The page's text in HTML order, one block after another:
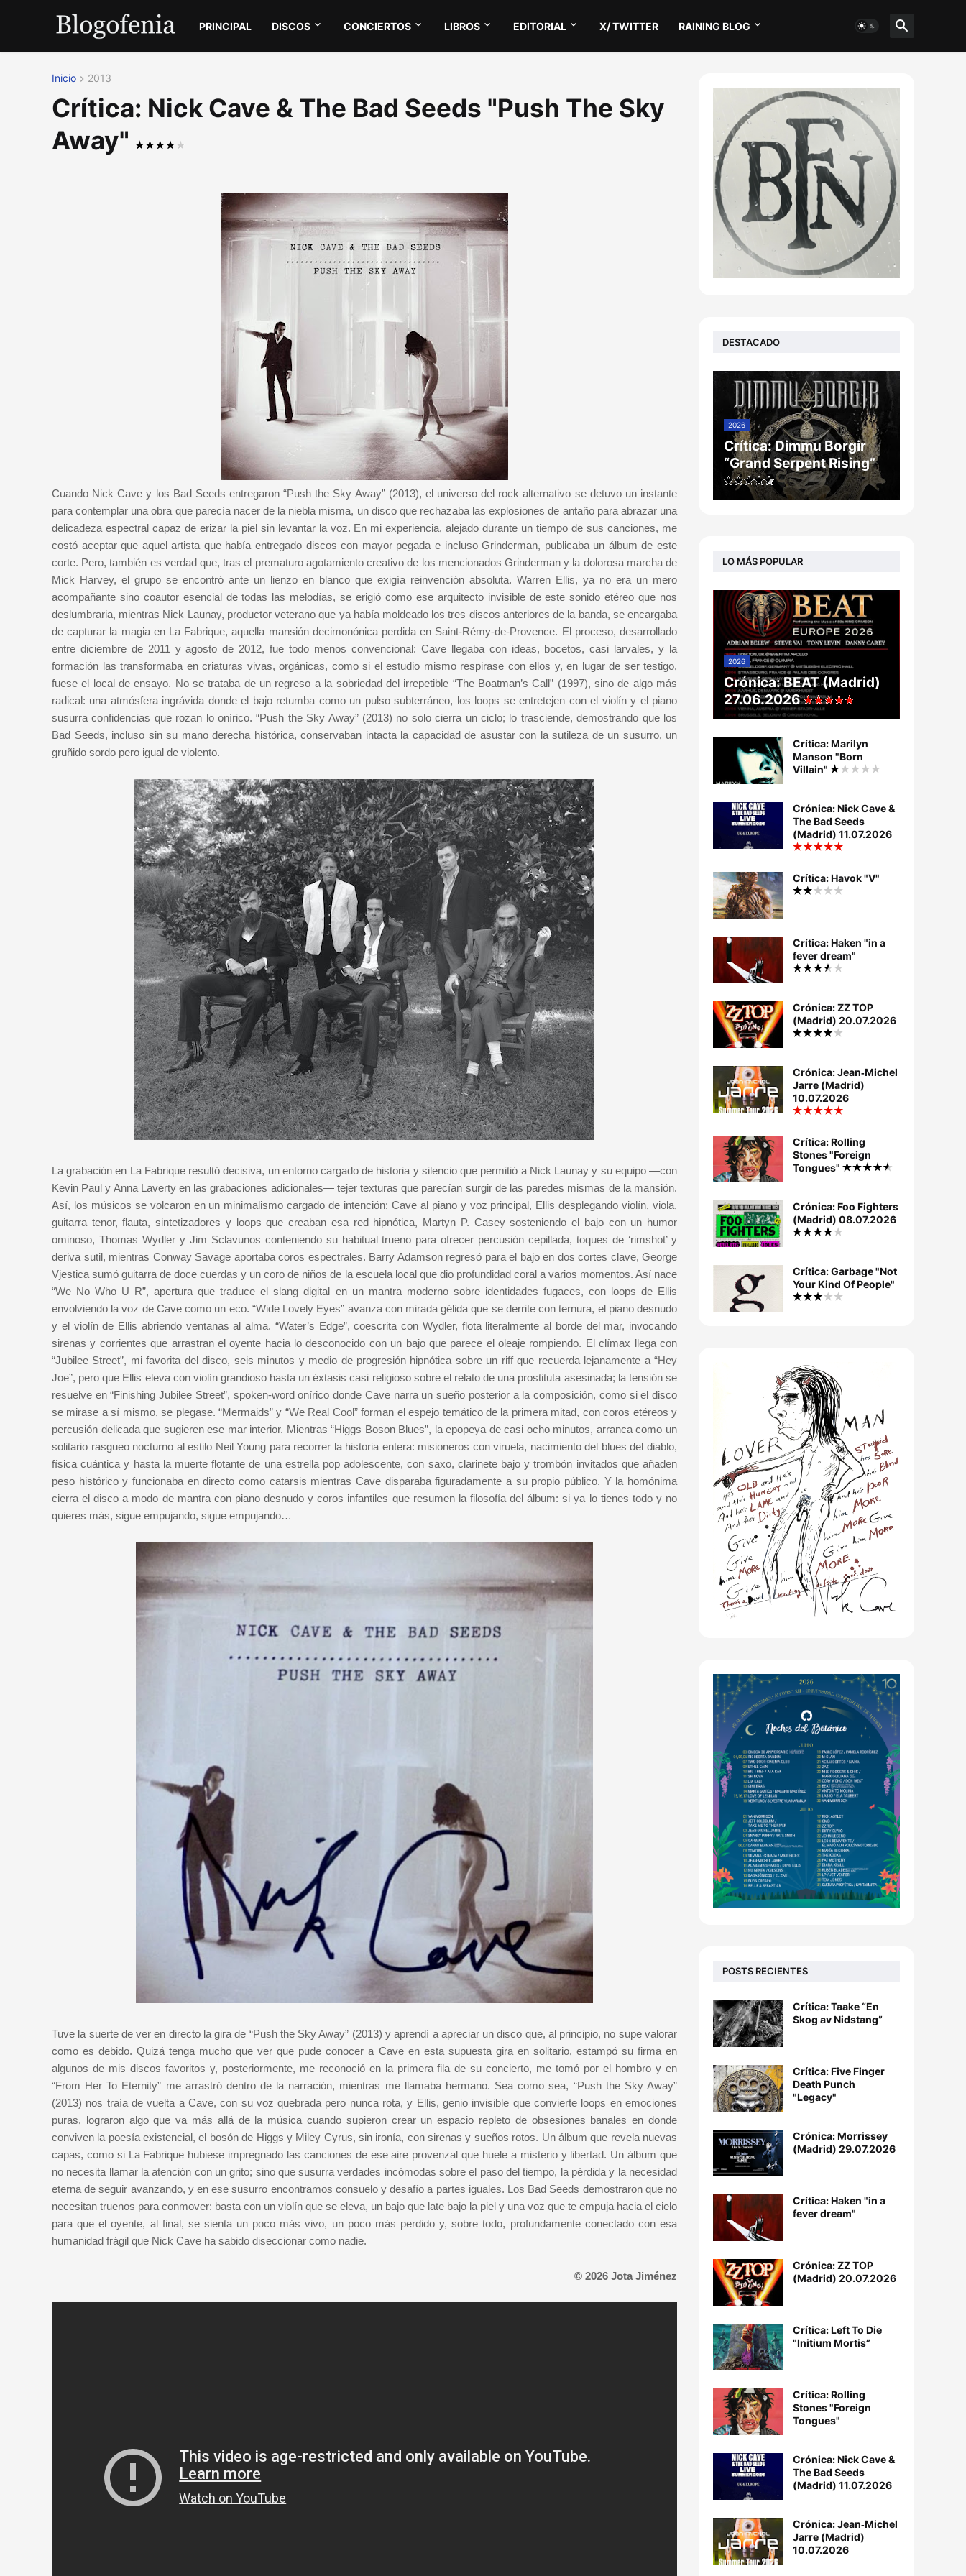
PRINCIPAL DISCOS CONCIERTOS LIBROS EDITORIAL X/ TWITTER RAINING BLOG
Inicio 2013
Crítica: Nick Cave & The Bad Seeds "Push The Sky
Away"
Cuando Nick Cave y los Bad Seeds entregaron “Push the Sky Away” (2013), el universo del rock alternativo se detuvo un instante
para contemplar una obra que parecía nacer de la niebla misma, un disco que rechazaba las explosiones de antaño para abrazar una
delicadeza espectral capaz de erizar la piel sin levantar la voz. En mi experiencia, alejado durante un tiempo de sus canciones, me
costó aceptar que aquel artista que había entregado discos con mayor pegada e incluso Grinderman, publicaba un álbum de este
corte. Pero, también es verdad que, tras el prematuro agotamiento creativo de los mencionados Grinderman y la dolorosa marcha de
Mick Harvey, el grupo se encontró ante un lienzo en blanco que exigía reinvención absoluta. Warren Ellis, ya no era un mero
acompañante sino coautor esencial de todas las melodías, se erigió como ese arquitecto invisible de este sonido etéreo que nos
deslumbraria, mientras Nick Launay, productor veterano que ya había moldeado los tres discos anteriores de la banda, se encargaba
de capturar la magia en La Fabrique, aquella mansión decimonónica perdida en Saint-Rémy-de-Provence. El proceso, desarrollado
entre diciembre de 2011 y agosto de 2012, fue todo menos convencional: Cave llegaba con ideas, bocetos, casi larvales, y la
formación las transformaba en criaturas vivas, orgánicas, como si el estudio mismo respirase con ellos y, en lugar de ser testigo,
fuese el local de ensayo. No se trataba de un regreso a la sobriedad del irrepetible “The Boatman’s Call” (1997), sino de algo más
radical: una atmósfera ingrávida donde el bajo retumba como un pulso subterráneo, los loops se entretejen con el violín y el piano
susurra confidencias que rozan lo onírico. “Push the Sky Away” (2013) no solo cierra un ciclo; lo trasciende, demostrando que los
Bad Seeds, incluso sin su mano derecha histórica, conservaban intacta la capacidad de asustar con la sutileza de un susurro, un
gruñido sordo pero igual de violento.
La grabación en La Fabrique resultó decisiva, un entorno cargado de historia y silencio que permitió a Nick Launay y su equipo —con
Kevin Paul y Anna Laverty en las grabaciones adicionales— tejer texturas que parecían surgir de las paredes mismas de la mansión.
Así, los músicos se volcaron en un minimalismo cargado de intención: Cave al piano y voz principal, Ellis desplegando violín, viola,
guitarra tenor, flauta, sintetizadores y loops que creaban esa red hipnótica, Martyn P. Casey sosteniendo el bajo con un humor
ominoso, Thomas Wydler y Jim Sclavunos conteniendo su habitual trueno para ofrecer percusión cepillada, toques de ‘rimshot’ y
deriva sutil, mientras Conway Savage aportaba coros espectrales. Barry Adamson regresó para el bajo en dos cortes clave, George
Vjestica sumó guitarra de doce cuerdas y un coro de niños de la escuela local que dio profundidad coral a varios momentos. Así nace
“We No Who U R”, apertura que traduce el slang digital en un mantra moderno sobre identidades fugaces, con loops de Ellis
envolviendo la voz de Cave como un eco. “Wide Lovely Eyes” avanza con mirada gélida que se derrite con ternura, el piano desnudo
y el violín de Ellis abriendo ventanas al alma. “Water’s Edge”, coescrita con Wydler, flota literalmente al borde del mar, invocando
sirenas y corrientes que arrastran el oyente hacia lo desconocido con un bajo que parece el oleaje rompiendo. El clímax llega con
“Jubilee Street”, mi favorita del disco, seis minutos y medio de progresión hipnótica sobre un riff que recuerda lejanamente a “Hey
Joe”, pero que Ellis eleva con violín grandioso hasta un éxtasis casi religioso sobre el relato de una prostituta asesinada; la tensión se
resuelve en “Finishing Jubilee Street”, spoken-word onírico donde Cave narra un sueño posterior a la composición, como si el disco
se mirase a sí mismo, se plegase. “Mermaids” y “We Real Cool” forman el espejo temático de la primera mitad, con coros etéreos y
percusión delicada que sugieren ese mar interior. Mientras “Higgs Boson Blues”, la epopeya de casi ocho minutos, arranca como un
solitario rasgueo nocturno al estilo Neil Young para recorrer la historia entera: misioneros con viruela, nacimiento del blues del diablo,
física cuántica y hasta la muerte flotante de una estrella pop adolescente, con saxo, clarinete bajo y trombón invitados que añaden
peso histórico y funcionaba en directo como catarsis mientras Cave disparaba figuradamente a su propio público. Y la homónima
cierra el disco a modo de mantra con piano desnudo y coros infantiles que resumen la filosofía del álbum: si ya lo tienes todo y no
quieres más, sigue empujando, sigue empujando…
Tuve la suerte de ver en directo la gira de “Push the Sky Away” (2013) y aprendí a apreciar un disco que, al principio, no supe valorar
como es debido. Quizá tenga mucho que ver que pude conocer a Cave en esta supuesta gira en solitario, estampó su firma en
algunos de mis discos favoritos y, posteriormente, me reconoció en la primera fila de su concierto, me tomó por el hombro y en
“From Her To Eternity” me arrastró dentro de la narración, mientras me llamaba hermano. Sea como sea, “Push the Sky Away”
(2013) nos traía de vuelta a Cave, con su voz quebrada pero nunca rota, y Ellis, genio invisible que convierte loops en emociones
puras, lograron algo que va más allá de la música cuando supieron crear un espacio repleto de obsesiones banales en donde
conviven la poesía existencial, el bosón de Higgs y Miley Cyrus, sin ironía, con sirenas y sueños rotos. Un álbum que revela nuevas
capas, como si La Fabrique hubiese impregnado las canciones de ese aire provenzal que huele a misterio y libertad. Un álbum que
no necesita llamar la atención con un grito; sino que susurra verdades incómodas sobre el paso del tiempo, la pérdida y la necesidad
eterna de seguir avanzando, y en ese susurro encontramos consuelo y desafío a partes iguales. Los Bad Seeds demostraron que no
necesitan truenos para conmover: basta con un violín que se eleva, un bajo que late bajo la piel y una voz que te empuja hacia el cielo
para que el oyente, al final, se sienta un poco más vivo, un poco más perdido y, sobre todo, profundamente conectado con esa
humanidad frágil que Nick Cave ha sabido diseccionar como nadie.
© 2026 Jota Jiménez
DESTACADO
2026
Crítica: Dimmu Borgir
“Grand Serpent Rising”
LO MÁS POPULAR
2026
Crónica: BEAT (Madrid)
27.06.2026
Crítica: Marilyn
Manson "Born
Villain"
Crónica: Nick Cave &
The Bad Seeds
(Madrid) 11.07.2026
Crítica: Havok "V"
Crítica: Haken "in a
fever dream"
Crónica: ZZ TOP
(Madrid) 20.07.2026
Crónica: Jean‐Michel
Jarre (Madrid)
10.07.2026
Crítica: Rolling
Stones "Foreign
Tongues"
Crónica: Foo Fighters
(Madrid) 08.07.2026
Crítica: Garbage "Not
Your Kind Of People"
POSTS RECIENTES
Crítica: Taake “En
Skog av Nidstang”
Crítica: Five Finger
Death Punch
"Legacy"
Crónica: Morrissey
(Madrid) 29.07.2026
Crítica: Haken "in a
fever dream"
Crónica: ZZ TOP
(Madrid) 20.07.2026
Crítica: Left To Die
"Initium Mortis”
Crítica: Rolling
Stones "Foreign
Tongues"
Crónica: Nick Cave &
The Bad Seeds
(Madrid) 11.07.2026
Crónica: Jean‐Michel
Jarre (Madrid)
10.07.2026